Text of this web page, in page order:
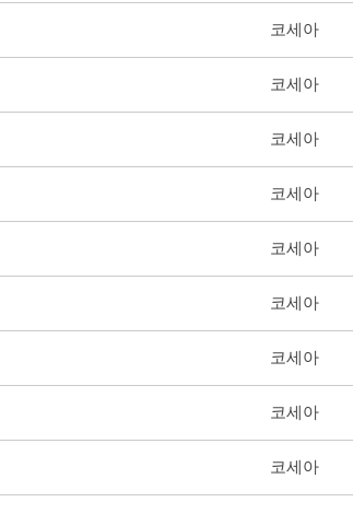
코세아
코세아
코세아
코세아
코세아
코세아
코세아
코세아
코세아